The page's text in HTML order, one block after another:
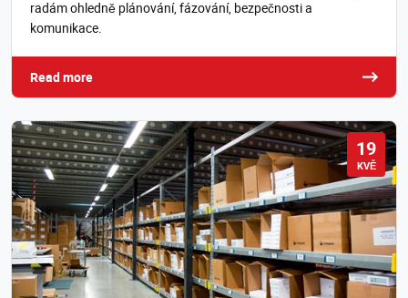
radám ohledně plánování, fázování, bezpečnosti a
komunikace.
Read more
19
KVĚ